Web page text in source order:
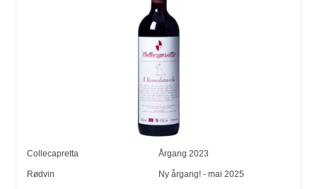
Collecapretta Årgang 2023
Rødvin Ny årgang! - mai 2025